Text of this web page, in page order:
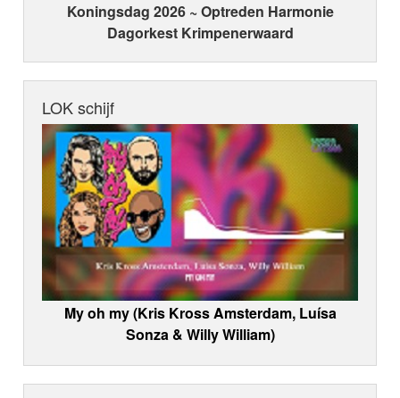
Koningsdag 2026 ~ Optreden Harmonie
Dagorkest Krimpenerwaard
LOK schijf
My oh my (Kris Kross Amsterdam, Luísa
Sonza & Willy William)